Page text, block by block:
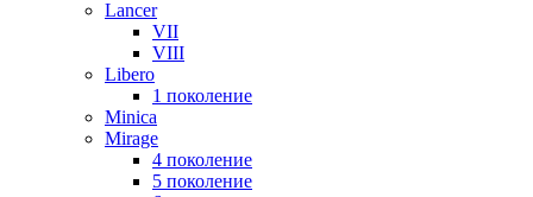
Lancer
VII
VIII
Libero
1 поколение
Minica
Mirage
4 поколение
5 поколение